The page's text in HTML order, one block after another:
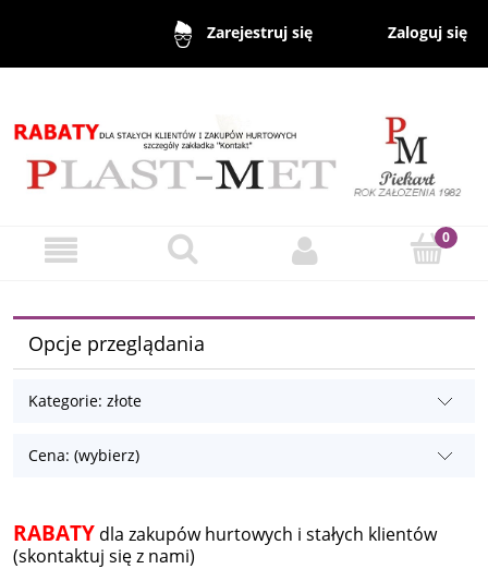
Zarejestruj się Zaloguj się
Opcje przeglądania
Kategorie: złote
Cena: (wybierz)
RABATY dla zakupów hurtowych i stałych klientów
(skontaktuj się z nami)